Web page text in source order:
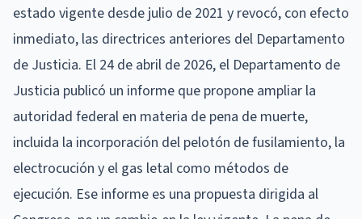
estado vigente desde julio de 2021 y revocó, con efecto
inmediato, las directrices anteriores del Departamento
de Justicia. El 24 de abril de 2026, el Departamento de
Justicia publicó un informe que propone ampliar la
autoridad federal en materia de pena de muerte,
incluida la incorporación del pelotón de fusilamiento, la
electrocución y el gas letal como métodos de
ejecución. Ese informe es una propuesta dirigida al